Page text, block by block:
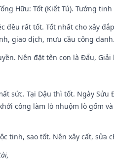
Hữu: Tốt (Kiết Tú). Tướng
đều rất tốt. Tốt nhất cho xây
giao dịch, mưu cầu công danh.
Nên đặt tên con là Đẩu,
sức. Tại Dậu thì tốt. Ngày
công làm lò nhuộm lò gốm
tinh, sao tốt. Nên xây cất, sửa